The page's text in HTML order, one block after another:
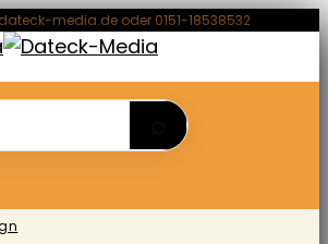
media.de oder 0151-18538532